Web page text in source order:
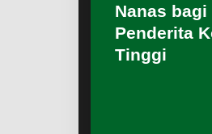
Nanas bagi
Penderita
Tinggi